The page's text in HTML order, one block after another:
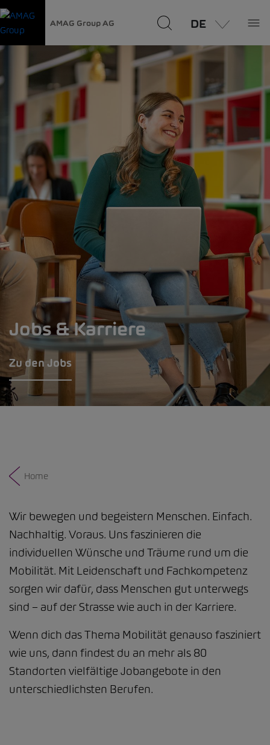
AMAG Group AG DE
Jobs & Karriere
Zu den Jobs
Home
Wir bewegen und begeistern Menschen. Einfach.
Nachhaltig. Voraus. Uns faszinieren die
individuellen Wünsche und Träume rund um die
Mobilität. Mit Leidenschaft und Fachkompetenz
sorgen wir dafür, dass Menschen gut unterwegs
sind – auf der Strasse wie auch in der Karriere.
Wenn dich das Thema Mobilität genauso fasziniert
wie uns, dann findest du an mehr als 80
Standorten vielfältige Jobangebote in den
unterschiedlichsten Berufen.